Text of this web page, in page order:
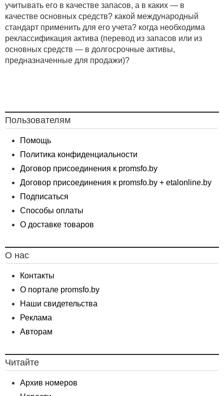
учитывать его в качестве запасов, а в каких — в
качестве основных средств? какой международный
стандарт применить для его учета? когда необходима
реклассификация актива (перевод из запасов или из
основных средств — в долгосрочные активы,
предназначенные для продажи)?
Пользователям
Помощь
Политика конфиденциальности
Договор присоединения к promsfo.by
Договор присоединения к promsfo.by + etalonline.by
Подписаться
Способы оплаты
О доставке товаров
О нас
Контакты
О портале promsfo.by
Наши свидетельства
Реклама
Авторам
Читайте
Архив номеров